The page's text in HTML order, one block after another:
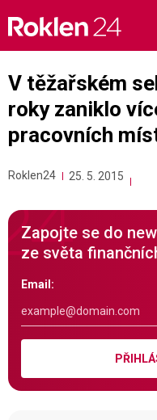
content
V těžařském
roky zaniklo
pracovních
Roklen24 25. 5. 2015
Zapojte se do
ze světa
Email: